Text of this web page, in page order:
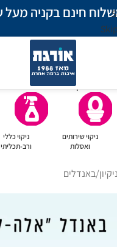
חינם בקניה מעל 249₪
קטגוריות מוצרים
ניקוי שירותים
ואסלות
ניקוי כללי
ורב-תכליתי
/באנדלים